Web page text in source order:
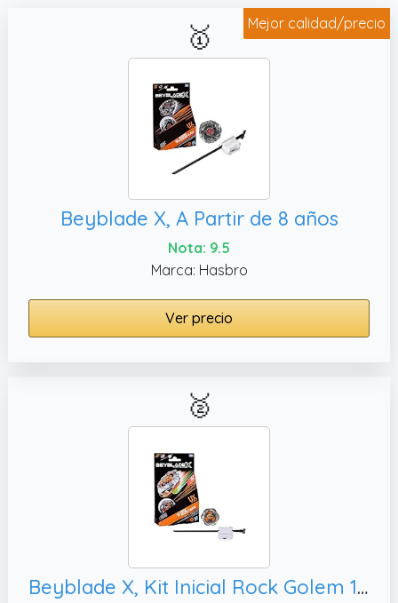
Mejor calidad/precio
🥇
Beyblade X, A Partir de 8 años
Nota: 9.5
Marca: Hasbro
Ver precio
🥈
Beyblade X, Kit Inicial Rock Golem 1-60UN UX con Top y Lanzador